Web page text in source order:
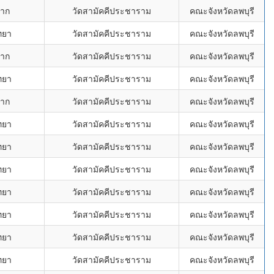
ก วัดสามัคคีประชาราม
คณะจังหวัดลพบุรี
า
วัดสามัคคีประชาราม
คณะจังหวัดลพบุรี
ก
วัดสามัคคีประชาราม
คณะจังหวัดลพบุรี
า
วัดสามัคคีประชาราม
คณะจังหวัดลพบุรี
ก
วัดสามัคคีประชาราม
คณะจังหวัดลพบุรี
า
วัดสามัคคีประชาราม
คณะจังหวัดลพบุรี
า
วัดสามัคคีประชาราม
คณะจังหวัดลพบุรี
า
วัดสามัคคีประชาราม
คณะจังหวัดลพบุรี
า
วัดสามัคคีประชาราม
คณะจังหวัดลพบุรี
า
วัดสามัคคีประชาราม
คณะจังหวัดลพบุรี
า
วัดสามัคคีประชาราม
คณะจังหวัดลพบุรี
า
วัดสามัคคีประชาราม คณะจังหวัดลพบุรี